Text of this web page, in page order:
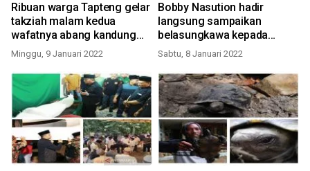
Ribuan warga Tapteng gelar
takziah malam kedua
wafatnya abang kandung
Bupati Bakhtiar
Minggu, 9 Januari 2022
Bobby Nasution hadir
langsung sampaikan
belasungkawa kepada
Bupati Tapteng di rumah
duka Barus
Sabtu, 8 Januari 2022